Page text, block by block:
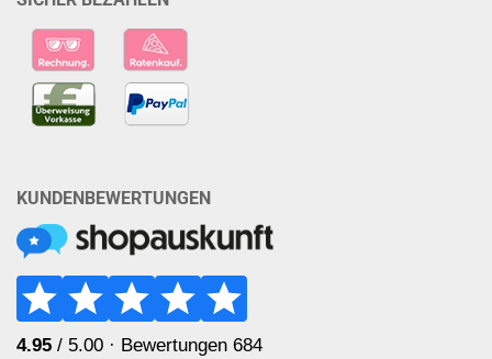
KUNDENBEWERTUNGEN